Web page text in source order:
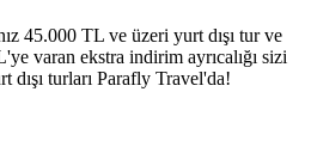
45.000 TL ve üzeri yurt dışı tur ve
varan ekstra indirim ayrıcalığı sizi
turları Parafly Travel'da!